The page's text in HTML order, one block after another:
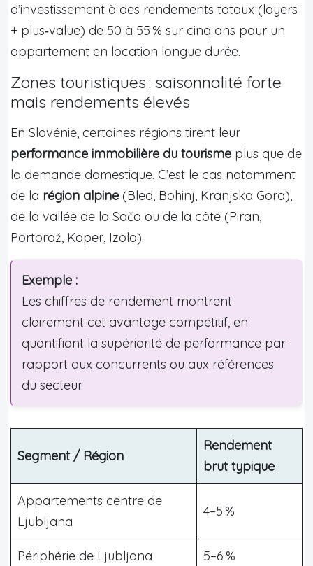
d’investissement à des rendements totaux (loyers
+ plus‑value) de 50 à 55 % sur cinq ans pour un
appartement en location longue durée.
Zones touristiques : saisonnalité forte
mais rendements élevés
En Slovénie, certaines régions tirent leur
performance immobilière du tourisme plus que de
la demande domestique. C’est le cas notamment
de la région alpine (Bled, Bohinj, Kranjska Gora),
de la vallée de la Soča ou de la côte (Piran,
Portorož, Koper, Izola).
Exemple :
Les chiffres de rendement montrent
clairement cet avantage compétitif, en
quantifiant la supériorité de performance par
rapport aux concurrents ou aux références
du secteur.
Segment / Région
Rendement
brut typique
Appartements centre de
Ljubljana
4–5 %
Périphérie de Ljubljana 5–6 %